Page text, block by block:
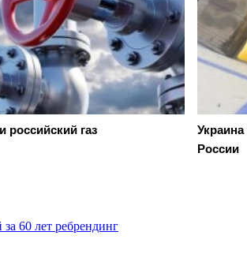
российский газ
России
60 лет ребрендинг